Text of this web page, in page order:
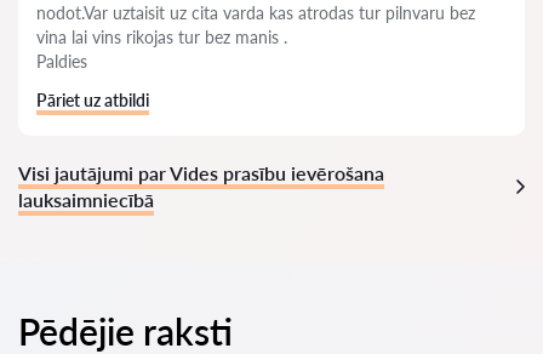
nodot.Var uztaisit uz cita varda kas atrodas tur pilnvaru bez
vina lai vins rikojas tur bez manis .
Paldies
Pāriet uz atbildi
Visi jautājumi par Vides prasību ievērošana
lauksaimniecībā
Pēdējie raksti